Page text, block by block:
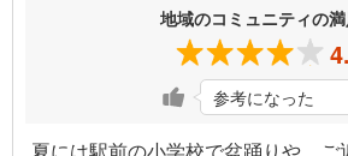
地域のコミュニティの
参考になった